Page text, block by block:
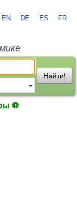
EN DE ES FR
Найти!
⚽